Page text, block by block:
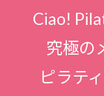
Ciao!
究極の
ピラテ